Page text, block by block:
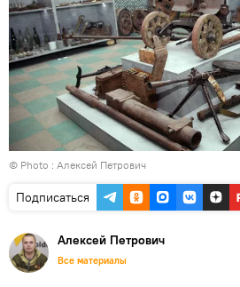
© Photo : Алексей Петрович
Подписаться
Алексей Петрович
Все материалы